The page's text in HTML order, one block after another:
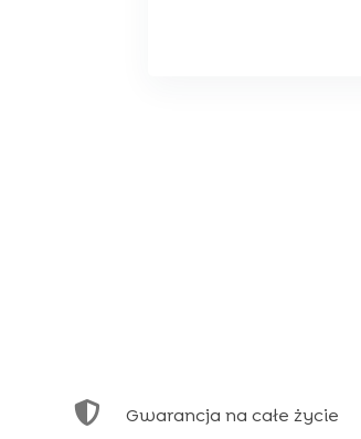
 Gwarancja na całe życie